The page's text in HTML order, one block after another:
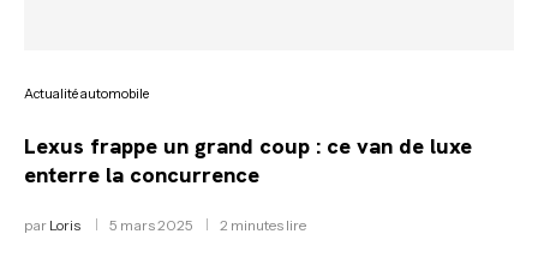
Actualité automobile
Lexus frappe un grand coup : ce van de luxe
enterre la concurrence
par Loris 5 mars 2025 2 minutes lire